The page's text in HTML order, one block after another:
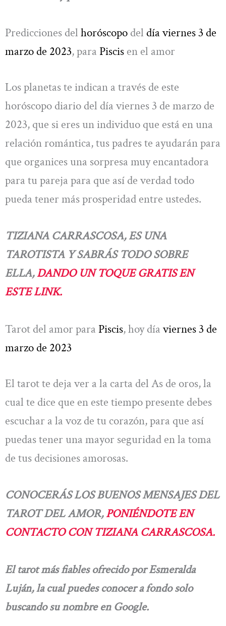
Predicciones del horóscopo del día viernes 3 de
marzo de 2023, para Piscis en el amor
Los planetas te indican a través de este
horóscopo diario del día viernes 3 de marzo de
2023, que si eres un individuo que está en una
relación romántica, tus padres te ayudarán para
que organices una sorpresa muy encantadora
para tu pareja para que así de verdad todo
pueda tener más prosperidad entre ustedes.
TIZIANA CARRASCOSA, ES UNA
TAROTISTA Y SABRÁS TODO SOBRE
ELLA,DANDO UN TOQUE GRATIS EN
ESTE LINK.
Tarot del amor para Piscis, hoy día viernes 3 de
marzo de 2023
El tarot te deja ver a la carta del As de oros, la
cual te dice que en este tiempo presente debes
escuchar a la voz de tu corazón, para que así
puedas tener una mayor seguridad en la toma
de tus decisiones amorosas.
CONOCERÁS LOS BUENOS MENSAJES DEL
TAROT DEL AMOR,PONIÉNDOTE EN
CONTACTO CON TIZIANA CARRASCOSA.
El tarot más fiables ofrecido por Esmeralda
Luján, la cual puedes conocer a fondo solo
buscando su nombre en Google.